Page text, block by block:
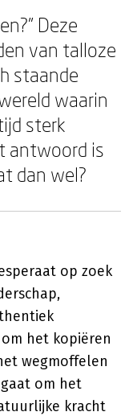
Deze
van talloze
staande
waarin
sterk
antwoord is
dan wel?
op zoek
het kopiëren
wegmoffelen
om het
kracht